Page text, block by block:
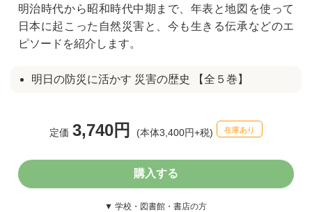
明治時代から昭和時代中期まで、年表と地図を使って
日本に起こった自然災害と、今も生きる伝承などのエ
ピソードを紹介します。
明日の防災に活かす 災害の歴史 【全５巻】
定価 3,740円 (本体3,400円+税) 在庫あり
購入する
▼ 学校・図書館・書店の方